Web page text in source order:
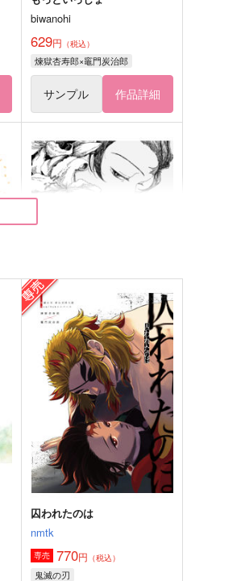
biwanohi
629円 （税込）
煉獄杏寿郎×竈門炭治郎
サンプル 作品詳細
融点
NO GINGER
629円（税込）
煉獄杏寿郎×竈門炭治郎
サンプル 作品詳細
囚われたのは
nmtk
専売 770円 （税込）
鬼滅の刃